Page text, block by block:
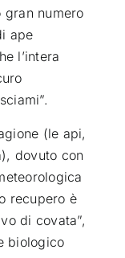
gran numero
ape
l’intera
(le api,
dovuto con
recupero è
di covata”,
biologico